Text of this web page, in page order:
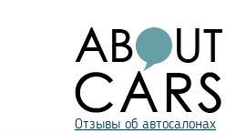
Отзывы об автосалонах